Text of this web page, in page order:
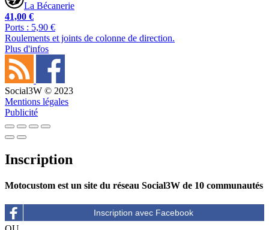
La Bécanerie
41,00 €
Ports : 5,90 €
Roulements et joints de colonne de direction.
Plus d'infos
Social3W © 2023
Mentions légales
Publicité
Inscription
Motocustom est un site du réseau Social3W de 10 communautés